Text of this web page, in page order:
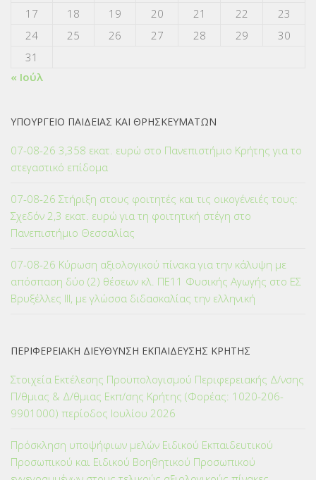
17
18 19 20 21 22
23
24
25 26 27 28 29
30
31
« Ιούλ
ΥΠΟΥΡΓΕΙΟ ΠΑΙΔΕΙΑΣ ΚΑΙ ΘΡΗΣΚΕΥΜΑΤΩΝ
07-08-26 3,358 εκατ. ευρώ στο Πανεπιστήμιο Κρήτης για το
στεγαστικό επίδομα
07-08-26 Στήριξη στους φοιτητές και τις οικογένειές τους:
Σχεδόν 2,3 εκατ. ευρώ για τη φοιτητική στέγη στο
Πανεπιστήμιο Θεσσαλίας
07-08-26 Κύρωση αξιολογικού πίνακα για την κάλυψη με
απόσπαση δύο (2) θέσεων κλ. ΠΕ11 Φυσικής Αγωγής στο ΕΣ
Βρυξέλλες ΙΙΙ, με γλώσσα διδασκαλίας την ελληνική
ΠΕΡΙΦΕΡΕΙΑΚΗ ΔΙΕΥΘΥΝΣΗ ΕΚΠΑΙΔΕΥΣΗΣ ΚΡΗΤΗΣ
Στοιχεία Εκτέλεσης Προϋπολογισμού Περιφερειακής Δ/νσης
Π/θμιας & Δ/θμιας Εκπ/σης Κρήτης (Φορέας: 1020-206-
9901000) περίοδος Ιουλίου 2026
Πρόσκληση υποψήφιων μελών Ειδικού Εκπαιδευτικού
Προσωπικού και Ειδικού Βοηθητικού Προσωπικού